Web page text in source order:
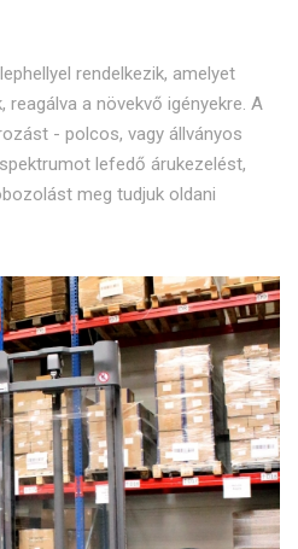
rendelkezik, amelyet
a növekvő igényekre. A
- polcos, vagy állványos
lefedő árukezelést,
meg tudjuk oldani